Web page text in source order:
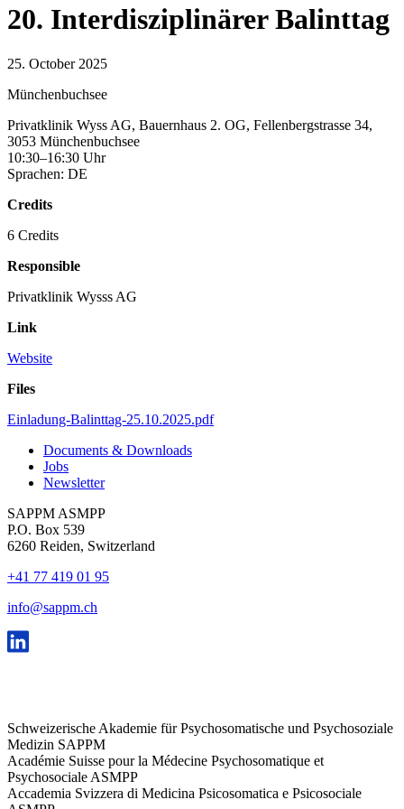
20. Interdisziplinärer Balinttag
25. October 2025
Münchenbuchsee
Privatklinik Wyss AG, Bauernhaus 2. OG, Fellenbergstrasse 34,
3053 Münchenbuchsee
10:30–16:30 Uhr
Sprachen: DE
Credits
6 Credits
Responsible
Privatklinik Wysss AG
Link
Website
Files
Einladung-Balinttag-25.10.2025.pdf
Documents & Downloads
Jobs
Newsletter
SAPPM ASMPP
P.O. Box 539
6260 Reiden, Switzerland
+41 77 419 01 95
info@sappm.ch
Schweizerische Akademie für Psychosomatische und Psychosoziale
Medizin SAPPM
Académie Suisse pour la Médecine Psychosomatique et
Psychosociale ASMPP
Accademia Svizzera di Medicina Psicosomatica e Psicosociale